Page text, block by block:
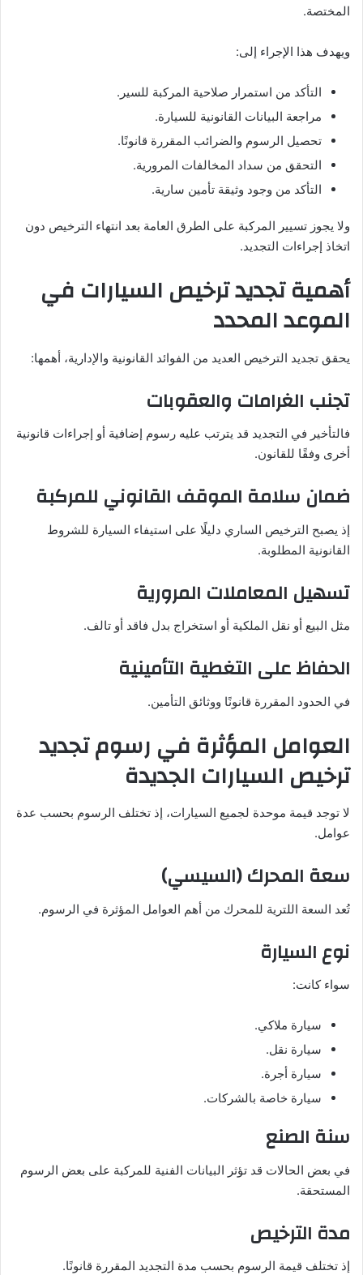
المختصة.
ويهدف هذا الإجراء إلى:
التأكد من استمرار صلاحية المركبة للسير.
مراجعة البيانات القانونية للسيارة.
تحصيل الرسوم والضرائب المقررة قانونًا.
التحقق من سداد المخالفات المرورية.
التأكد من وجود وثيقة تأمين سارية.
ولا يجوز تسيير المركبة على الطرق العامة بعد انتهاء الترخيص دون
اتخاذ إجراءات التجديد.
أهمية تجديد ترخيص السيارات في
الموعد المحدد
يحقق تجديد الترخيص العديد من الفوائد القانونية والإدارية، أهمها:
تجنب الغرامات والعقوبات
فالتأخير في التجديد قد يترتب عليه رسوم إضافية أو إجراءات قانونية
أخرى وفقًا للقانون.
ضمان سلامة الموقف القانوني للمركبة
إذ يصبح الترخيص الساري دليلًا على استيفاء السيارة للشروط
القانونية المطلوبة.
تسهيل المعاملات المرورية
مثل البيع أو نقل الملكية أو استخراج بدل فاقد أو تالف.
الحفاظ على التغطية التأمينية
في الحدود المقررة قانونًا ووثائق التأمين.
العوامل المؤثرة في رسوم تجديد
ترخيص السيارات الجديدة
لا توجد قيمة موحدة لجميع السيارات، إذ تختلف الرسوم بحسب عدة
عوامل.
سعة المحرك (السيسي)
تُعد السعة اللترية للمحرك من أهم العوامل المؤثرة في الرسوم.
نوع السيارة
سواء كانت:
سيارة ملاكي.
سيارة نقل.
سيارة أجرة.
سيارة خاصة بالشركات.
سنة الصنع
في بعض الحالات قد تؤثر البيانات الفنية للمركبة على بعض الرسوم
المستحقة.
مدة الترخيص
إذ تختلف قيمة الرسوم بحسب مدة التجديد المقررة قانونًا.